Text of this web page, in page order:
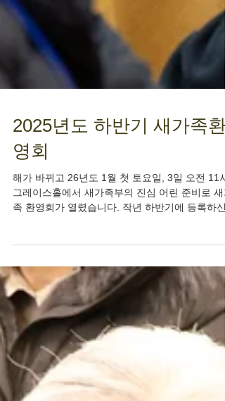
2025년도 하반기 새가족환
영회
족 환영회가 열렸습니다. 작년 하반기에 등록하신
셨지만 모두 은혜롭고 유쾌한 소개 시간을 가졌습
다. 주님의 인도로 공동체의 일원이 되심을 감사하
고 식당봉사부에서 준비하신 맛있는 음식을 나누
기쁨과 감사의 시간이었습니다.